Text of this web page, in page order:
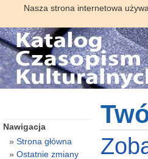
Nasza strona internetowa
Nawigacja
Strona główna
Ostatnie zmiany